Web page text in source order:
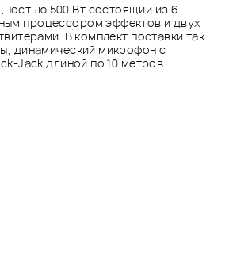
500 Вт состоящий из 6-
процессором эффектов и двух
В комплект поставки так
динамический микрофон с
Jack длиной по 10 метров